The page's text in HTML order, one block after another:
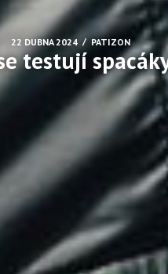
22 DUBNA 2024 / PATIZON
testují